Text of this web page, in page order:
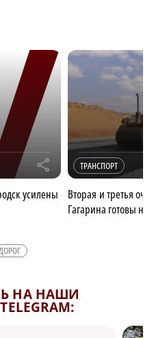
r
усилены
ТРАНСПОРТ
Вторая и третья
Гагарина готовы на
НА НАШИ